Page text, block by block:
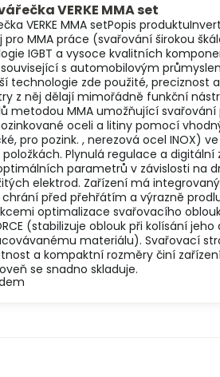
VERKE MMA set
VERKE MMA setPopis
MMA práce (svařování širokou
IGBT a vysoce kvalitních
s automobilovým
technologie zde použité, preciznost
z něj dělají mimořádně funkční
metodou MMA umožňující
oceli a litiny pomocí
pro pozink. , nerezová ocel INOX)
Plynulá regulace a
parametrů v závislosti na
elektrod. Zařízení má
před přehřátím a výrazně
optimalizace svařovacího
(stabilizuje oblouk při kolísání
materiálu). Svařovací
a kompaktní rozměry činí
se snadno skladuje.